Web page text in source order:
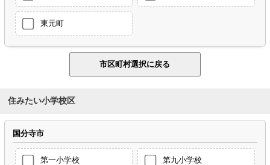
東元町
住みたい小学校区
国分寺市
第一小学校 第九小学校